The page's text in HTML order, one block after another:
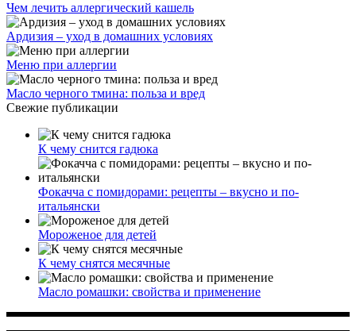
Чем лечить аллергический кашель
Ардизия – уход в домашних условиях
Меню при аллергии
Масло черного тмина: польза и вред
Свежие публикации
К чему снится гадюка
Фокачча с помидорами: рецепты – вкусно и по-
итальянски
Мороженое для детей
К чему снятся месячные
Масло ромашки: свойства и применение